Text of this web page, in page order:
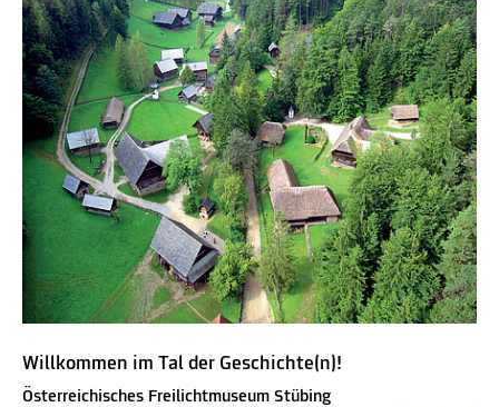
Willkommen im Tal der Geschichte(n)!
Österreichisches Freilichtmuseum Stübing